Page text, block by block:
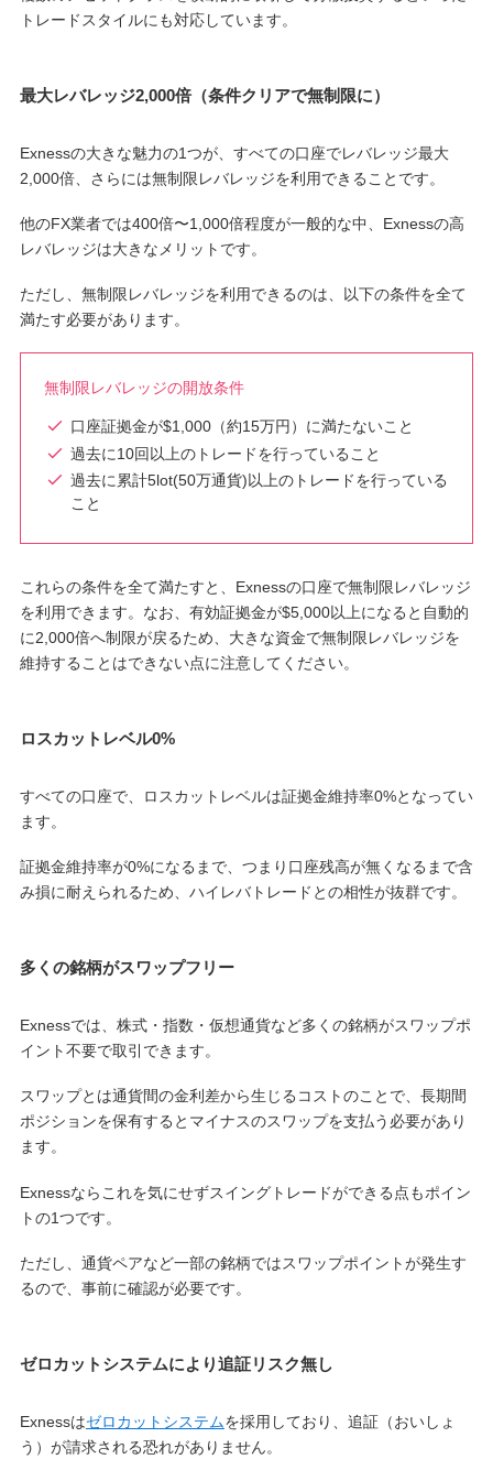
トレードスタイルにも対応しています。
最大レバレッジ2,000倍（条件クリアで無制限に）
Exnessの大きな魅力の1つが、すべての口座でレバレッジ最大
2,000倍、さらには無制限レバレッジを利用できることです。
他のFX業者では400倍〜1,000倍程度が一般的な中、Exnessの高
レバレッジは大きなメリットです。
ただし、無制限レバレッジを利用できるのは、以下の条件を全て
満たす必要があります。
無制限レバレッジの開放条件
口座証拠金が$1,000（約15万円）に満たないこと
過去に10回以上のトレードを行っていること
過去に累計5lot(50万通貨)以上のトレードを行っている
こと
これらの条件を全て満たすと、Exnessの口座で無制限レバレッジ
を利用できます。なお、有効証拠金が$5,000以上になると自動的
に2,000倍へ制限が戻るため、大きな資金で無制限レバレッジを
維持することはできない点に注意してください。
ロスカットレベル0%
すべての口座で、ロスカットレベルは証拠金維持率0%となってい
ます。
証拠金維持率が0%になるまで、つまり口座残高が無くなるまで含
み損に耐えられるため、ハイレバトレードとの相性が抜群です。
多くの銘柄がスワップフリー
Exnessでは、株式・指数・仮想通貨など多くの銘柄がスワップポ
イント不要で取引できます。
スワップとは通貨間の金利差から生じるコストのことで、長期間
ポジションを保有するとマイナスのスワップを支払う必要があり
ます。
Exnessならこれを気にせずスイングトレードができる点もポイン
トの1つです。
ただし、通貨ペアなど一部の銘柄ではスワップポイントが発生す
るので、事前に確認が必要です。
ゼロカットシステムにより追証リスク無し
Exnessはゼロカットシステムを採用しており、追証（おいしょ
う）が請求される恐れがありません。